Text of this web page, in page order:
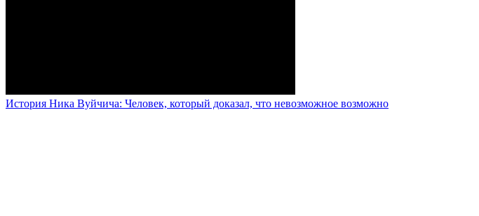
История Ника Вуйчича: Человек, который доказал, что невозможное возможно